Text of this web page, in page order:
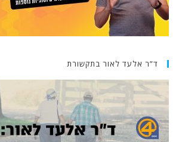
ד”ר אלעד לאור בתקשורת